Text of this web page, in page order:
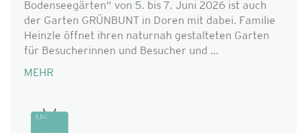
Bodenseegärten“ von 5. bis 7. Juni 2026 ist auch
der Garten GRÜNBUNT in Doren mit dabei. Familie
Heinzle öffnet ihren naturnah gestalteten Garten
für Besucherinnen und Besucher und ...
MEHR